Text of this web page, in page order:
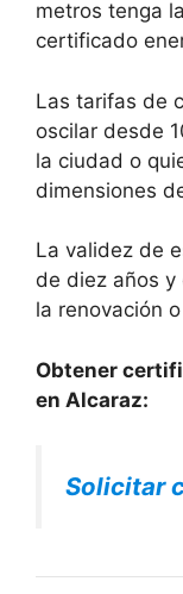
metros tenga
certificado
Las tarifas de
oscilar desde
la ciudad o
dimensiones
La validez de
de diez años y
la renovación
Obtener
en Alcaraz:
Solicitar